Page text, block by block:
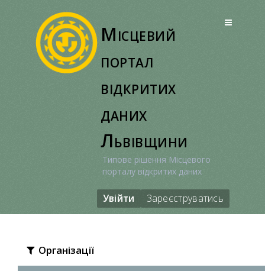
Місцевий
портал
відкритих
даних
Львівщини
Типове рішення Місцевого
порталу відкритих даних
Увійти Зареєструватись
Організації